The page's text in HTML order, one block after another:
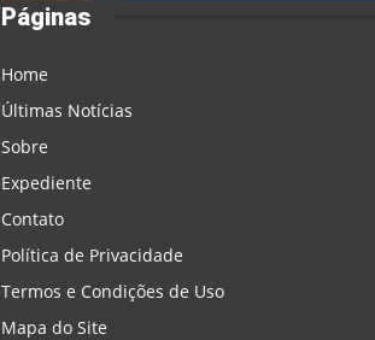
Páginas
Home
Últimas Notícias
Sobre
Expediente
Contato
Política de Privacidade
Termos e Condições de Uso
Mapa do Site